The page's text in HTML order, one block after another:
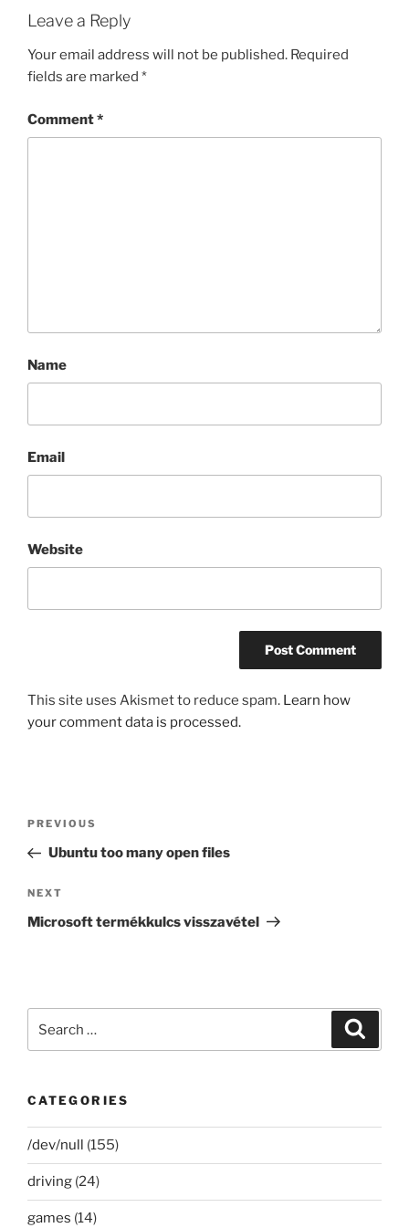
Leave a Reply
Your email address will not be published. Required
fields are marked *
Comment*
Name
Email
Website
This site uses Akismet to reduce spam. Learn how
your comment data is processed.
Previous
Post
PREVIOUS
Ubuntu too many open files
Next
Post
NEXT
Microsoft termékkulcs visszavétel
for:
CATEGORIES
/dev/null (155)
driving (24)
games (14)